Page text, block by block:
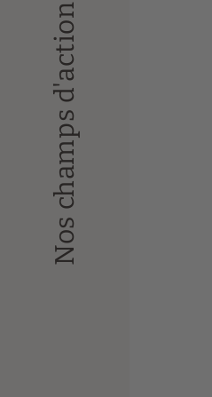
Nos champs d'action